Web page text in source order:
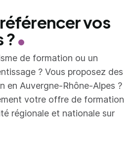
vos
?
de formation ou un
? Vous proposez des
en Auvergne-Rhône-Alpes ?
votre offre de formation
régionale et nationale sur